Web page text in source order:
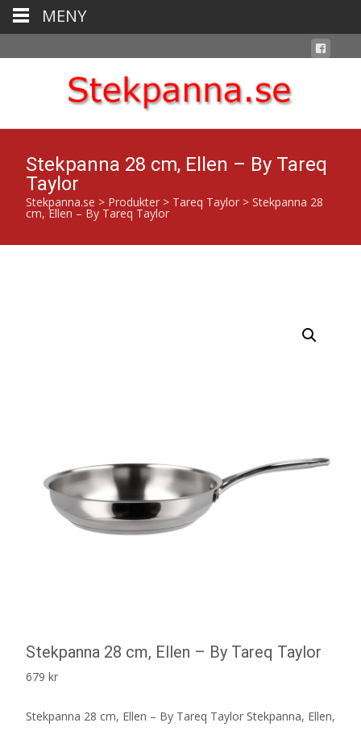
Stekpanna 28 cm, Ellen – By Tareq
Taylor
Stekpanna.se > Produkter > Tareq Taylor > Stekpanna 28
cm, Ellen – By Tareq Taylor
Stekpanna 28 cm, Ellen – By Tareq Taylor
679 kr
Stekpanna 28 cm, Ellen – By Tareq Taylor Stekpanna, Ellen,
MENY